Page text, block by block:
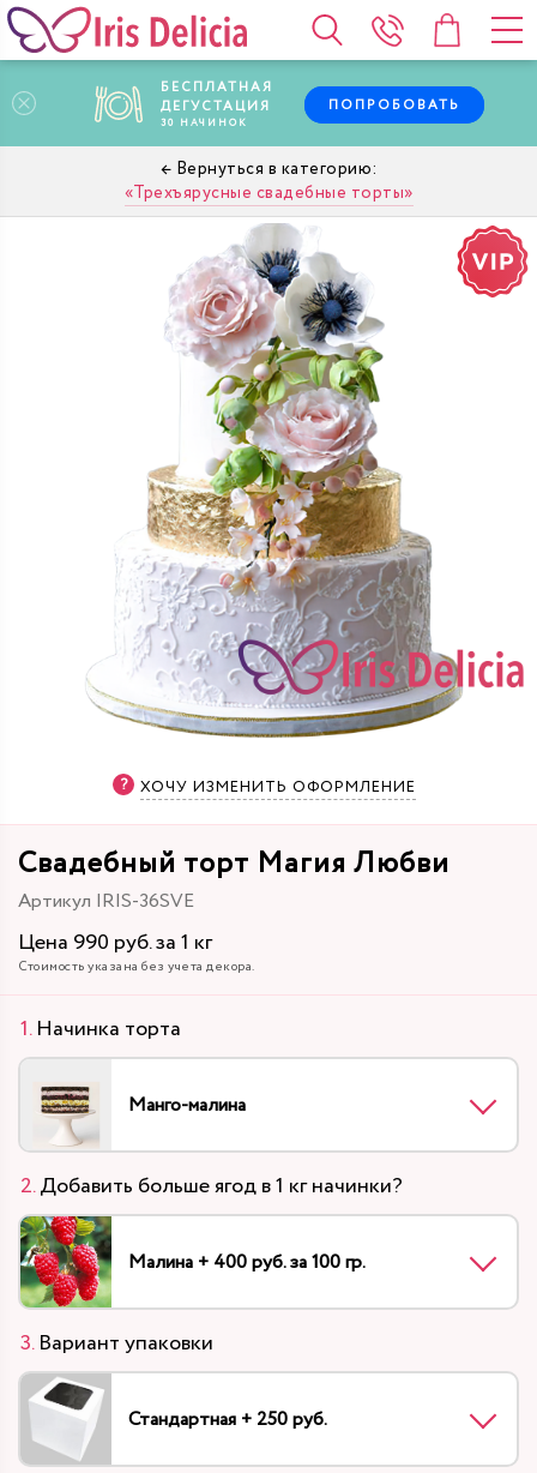
БЕСПЛАТНАЯ
ДЕГУСТАЦИЯ
30 НАЧИНОК
ПОПРОБОВАТЬ
Трехъярусные свадебные торты
ХОЧУ ИЗМЕНИТЬ ОФОРМЛЕНИЕ
Свадебный торт Магия Любви
Артикул IRIS-36SVE
Цена 990 руб. за 1 кг
Стоимость указана без учета декора.
Начинка торта
Манго-малина
Добавить больше ягод в 1 кг начинки?
Малина + 400 руб. за 100 гр.
Вариант упаковки
Стандартная + 250 руб.